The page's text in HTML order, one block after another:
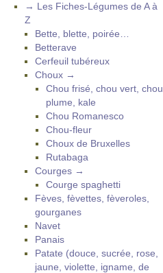
→ Les Fiches-Légumes de A à
Z
Bette, blette, poirée…
Betterave
Cerfeuil tubéreux
Choux →
Chou frisé, chou vert, chou
plume, kale
Chou Romanesco
Chou-fleur
Choux de Bruxelles
Rutabaga
Courges →
Courge spaghetti
Fèves, fèvettes, fèveroles,
gourganes
Navet
Panais
Patate (douce, sucrée, rose,
jaune, violette, igname, de